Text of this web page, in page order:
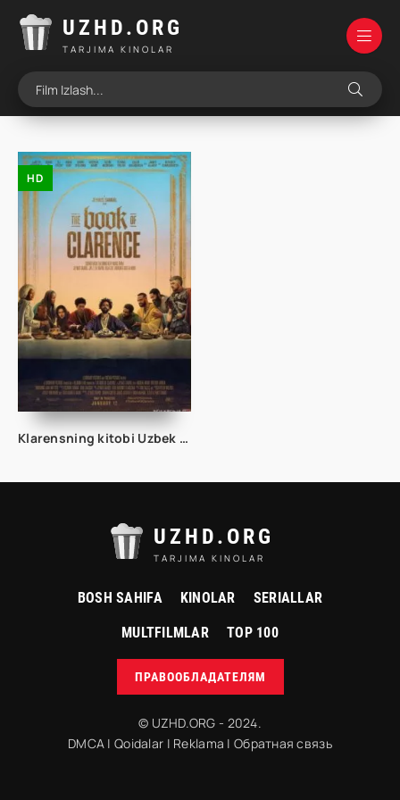
UZHD.ORG
TARJIMA KINOLAR
HD
Klarensning kitobi Uzbek tilida 2023 O'zbekcha tarjima kino HD
UZHD.ORG
TARJIMA KINOLAR
BOSH SAHIFA KINOLAR SERIALLAR
MULTFILMLAR TOP 100
ПРАВООБЛАДАТЕЛЯМ
© UZHD.ORG - 2024.
DMCA |Qoidalar | Reklama | Обратная связь